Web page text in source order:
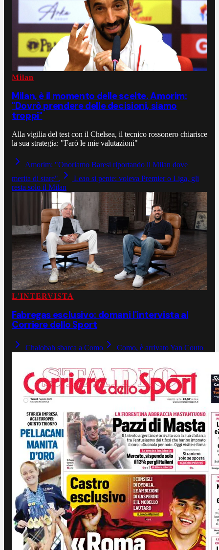
Milan
Milan, è il momento delle scelte. Amorim:
"Dovrò prendere delle decisioni, siamo
troppi"
Alla vigilia del test con il Chelsea, il tecnico rossonero chiarisce
la sua strategia: "Farò le mie valutazioni"
Amorim: "Onoriamo Baresi riportando il Milan dove
merita di stare".
Leao si pente: voleva Premier o Liga, gli
resta solo il Milan
L'INTERVISTA
Fabregas esclusivo: domani l'intervista al
Corriere dello Sport
Chalobah sbarca a Como Como, è arrivato Yan Couto